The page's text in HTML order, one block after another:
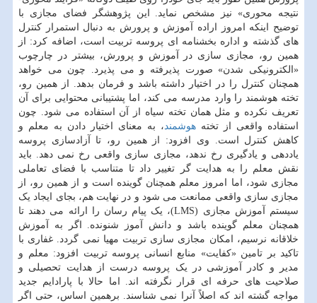
نتیجه محوری» نیز مشخص نماید. این پژوهشگر فضای مجازی با
توضیح اینکه امروز اراده آموزش و پرورش به دنبال استمرار کنترل
های گذشته و اداره بخشنامه ای پروسه تربیت است، اضافه کرد: از
همین رو، مجازی سازی در آموزش و پرورش، بیشتر در چارچوب
«الکترونیکی شدن» صورت پذیرفته و می پذیرد. چون می خواهد
همچنان کنترل را در اختیار داشته باشد و فرمان بدهد. از همین رو،
تخته هوشمند را وارد مدرسه می کند، اما پشتیبانی محتوایی برای آن
تعریف نکرده و مثل همان تخته سیاه از آن استفاده می شود. چون
استفاده واقعی از تخته هوشمند ، به معنای اختیار دادن به معلم و
کاهش کنترل است. وی افزود: از همین رو، تا آزادسازی پروسه
یاددهی و یادگیری رخ ندهد، مجازی سازی واقعی رخ نمی دهد. باید
نقش معلم را به هدایت گر تغییر داد تا متناسب با فضای تعاملی
مجازی شود، اما امروز معلم همچنان گوینده است و از همین رو، از
مجازی سازی واقعی ممانعت می شود و در نهایت هم، بجای ایجاد یک
سیستم آموزش مجازی (LMS)، یک پیام رسان را ارائه می دهند تا
همچنان معلم گوینده باشد و دانش آموز شنونده. اگر به آموزش
خلاقانه نرسیم، امکان مجازی سازی تربیت مهیا نمی گردد. غفاری با
تاکید بر تامین «کفایت» منابع انسانی پروسه تربیت افزود: معلم و
مدیر و کادر آموزشی در یک پروسه درست از هدایت تحصیلی و
صلاحیت های حرفه ای قرار نگرفته اند. اما حالا با پارادایم جدید
مواجه گشته اند که اصلاً آنرا نمی شناسند. برهمین اساس، حتی اگر